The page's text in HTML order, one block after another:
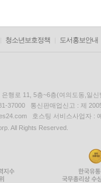
청소년보호정책 도서홍보안내
행로 11, 5층~6층(여의도동,일신
37000 통신판매업신고 : 제
호스팅 서비스사업자 :
All Rights Reserved.